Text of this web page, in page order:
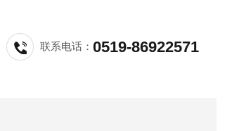
联系电话：0519-86922571